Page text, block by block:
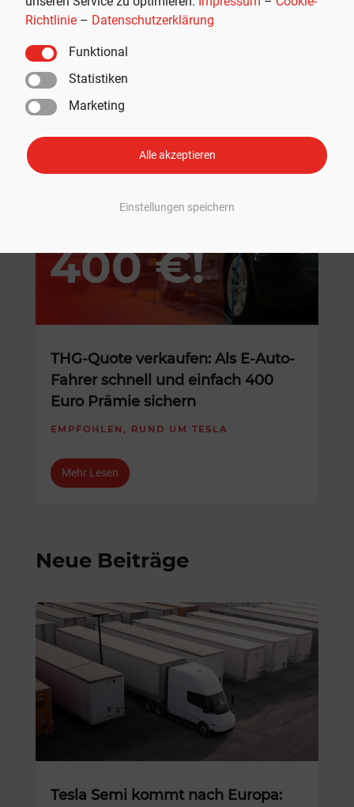
Richtlinie – Datenschutzerklärung
Funktional
Statistiken
Marketing
Alle akzeptieren
Einstellungen speichern
Empfohlen
THG-Quote verkaufen: Als E-Auto-
Fahrer schnell und einfach 400
Euro Prämie sichern
EMPFOHLEN , RUND UM TESLA
Mehr Lesen
Neue Beiträge
Tesla Semi kommt nach Europa: